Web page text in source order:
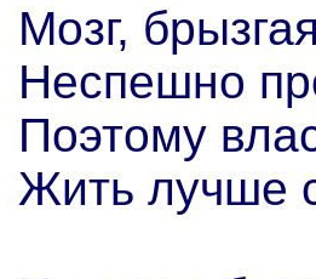
Мозг,
Неспешно
Поэтому
Жить лучше